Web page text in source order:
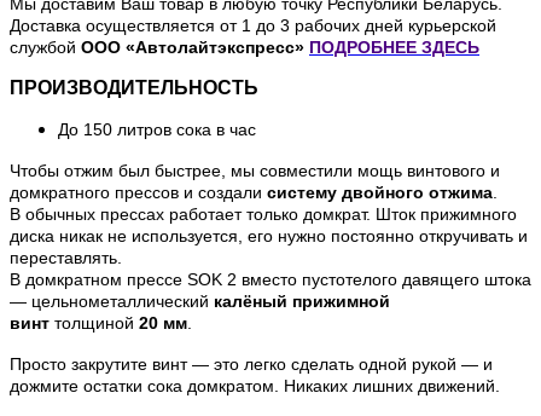
Доставка осуществляется от 1 до 3 рабочих дней курьерской
службой ООО «Автолайтэкспресс» ПОДРОБНЕЕ ЗДЕСЬ
ПРОИЗВОДИТЕЛЬНОСТЬ
До 150 литров сока в час
Чтобы отжим был быстрее, мы совместили мощь винтового и
домкратного прессов и создали систему двойного отжима
В обычных прессах работает только домкрат. Шток прижимного
диска никак не используется, его нужно постоянно откручивать и
переставлять.
В домкратном прессе SOK 2 вместо пустотелого давящего штока
— цельнометаллический калёный прижимной
винт толщиной 20 мм
Просто закрутите винт — это легко сделать одной рукой — и
дожмите остатки сока домкратом. Никаких лишних движений.